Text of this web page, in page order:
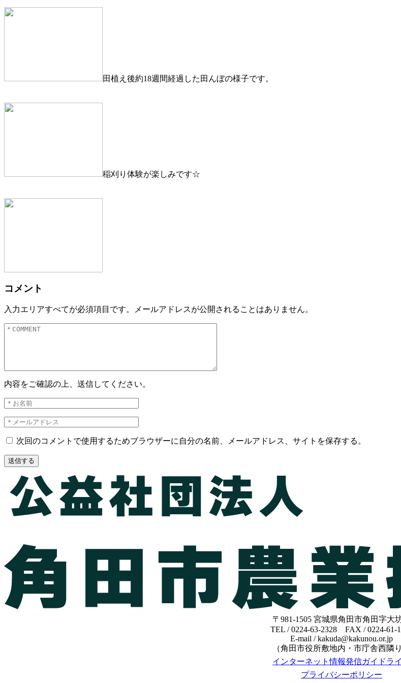
田植え後約18週間経過した田んぼの様子です。
稲刈り体験が楽しみです☆
コメント
入力エリアすべてが必須項目です。メールアドレスが公開されることはありません。
内容をご確認の上、送信してください。
次回のコメントで使用するためブラウザーに自分の名前、メールアドレス、サイトを保存する。
〒981-1505 宮城県角田市角田字大
TEL / 0224-63-2328 FAX / 0224-61-
E-mail / kakuda@kakunou.or.jp
（角田市役所敷地内・市庁舎西隣り
インターネット情報発信ガイドラ
プライバシーポリシー